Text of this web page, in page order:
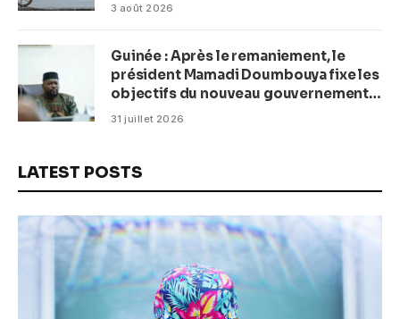
3 août 2026
Guinée : Après le remaniement, le
président Mamadi Doumbouya fixe les
objectifs du nouveau gouvernement
(CM)
31 juillet 2026
LATEST POSTS